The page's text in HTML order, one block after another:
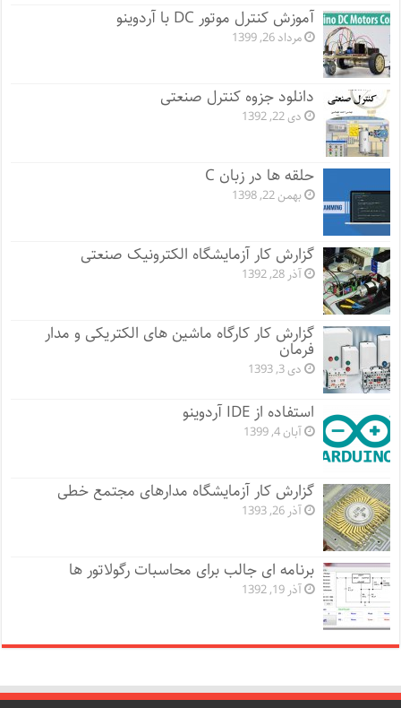
آموزش کنترل موتور DC با آردوینو
مرداد 26, 1399
دانلود جزوه کنترل صنعتی
دی 22, 1392
حلقه ها در زبان C
بهمن 22, 1398
گزارش کار آزمایشگاه الکترونیک صنعتی
آذر 28, 1392
گزارش کار کارگاه ماشین های الکتریکی و مدار
فرمان
دی 3, 1393
استفاده از IDE آردوینو
آبان 4, 1399
گزارش کار آزمایشگاه مدارهای مجتمع خطی
آذر 26, 1393
برنامه ای جالب برای محاسبات رگولاتور ها
آذر 19, 1392